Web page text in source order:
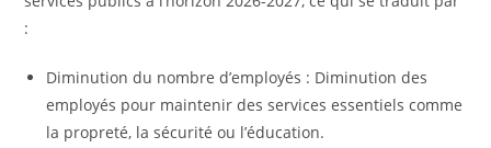
:
Diminution du nombre d’employés : Diminution des
employés pour maintenir des services essentiels comme
la propreté, la sécurité ou l’éducation.